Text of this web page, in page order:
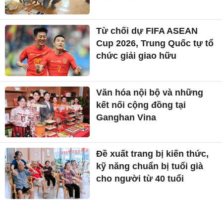
Từ chối dự FIFA ASEAN
Cup 2026, Trung Quốc tự tổ
chức giải giao hữu
Văn hóa nội bộ và những
kết nối cộng đồng tại
Ganghan Vina
Đề xuất trang bị kiến thức,
kỹ năng chuẩn bị tuổi già
cho người từ 40 tuổi